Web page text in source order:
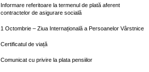
Informare referitoare la termenul de plată aferent
contractelor de asigurare socială
1 Octombrie – Ziua Internațională a Persoanelor Vârstnice
Certificatul de viață
Comunicat cu privire la plata pensiilor